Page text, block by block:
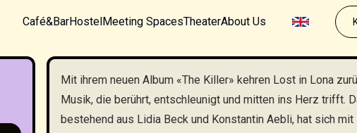
Café&BarHostelMeeting SpacesTheaterAbout Us
Mit ihrem neuen Album «The Killer» kehren Lost in Lona
Musik, die berührt, entschleunigt und mitten ins Herz trifft.
bestehend aus Lidia Beck und Konstantin Aebli, hat sich